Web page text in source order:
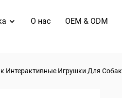
O нас OEM & ODM
Интерактивные Игрушки Для Собак